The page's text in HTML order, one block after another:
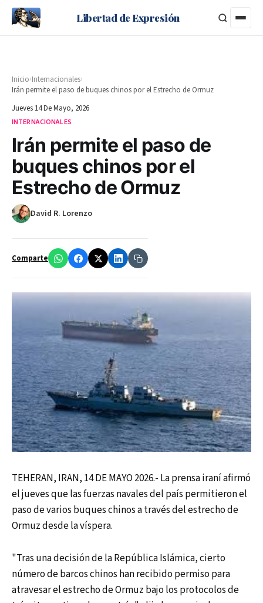
Libertad de Expresión
Inicio›Internacionales›
Irán permite el paso de buques chinos por el Estrecho de Ormuz
Jueves 14 De Mayo, 2026
INTERNACIONALES
Irán permite el paso de
buques chinos por el
Estrecho de Ormuz
David R. Lorenzo
Comparte
TEHERAN, IRAN, 14 DE MAYO 2026.- La prensa iraní afirmó
el jueves que las fuerzas navales del país permitieron el
paso de varios buques chinos a través del estrecho de
Ormuz desde la víspera.
"Tras una decisión de la República Islámica, cierto
número de barcos chinos han recibido permiso para
atravesar el estrecho de Ormuz bajo los protocolos de